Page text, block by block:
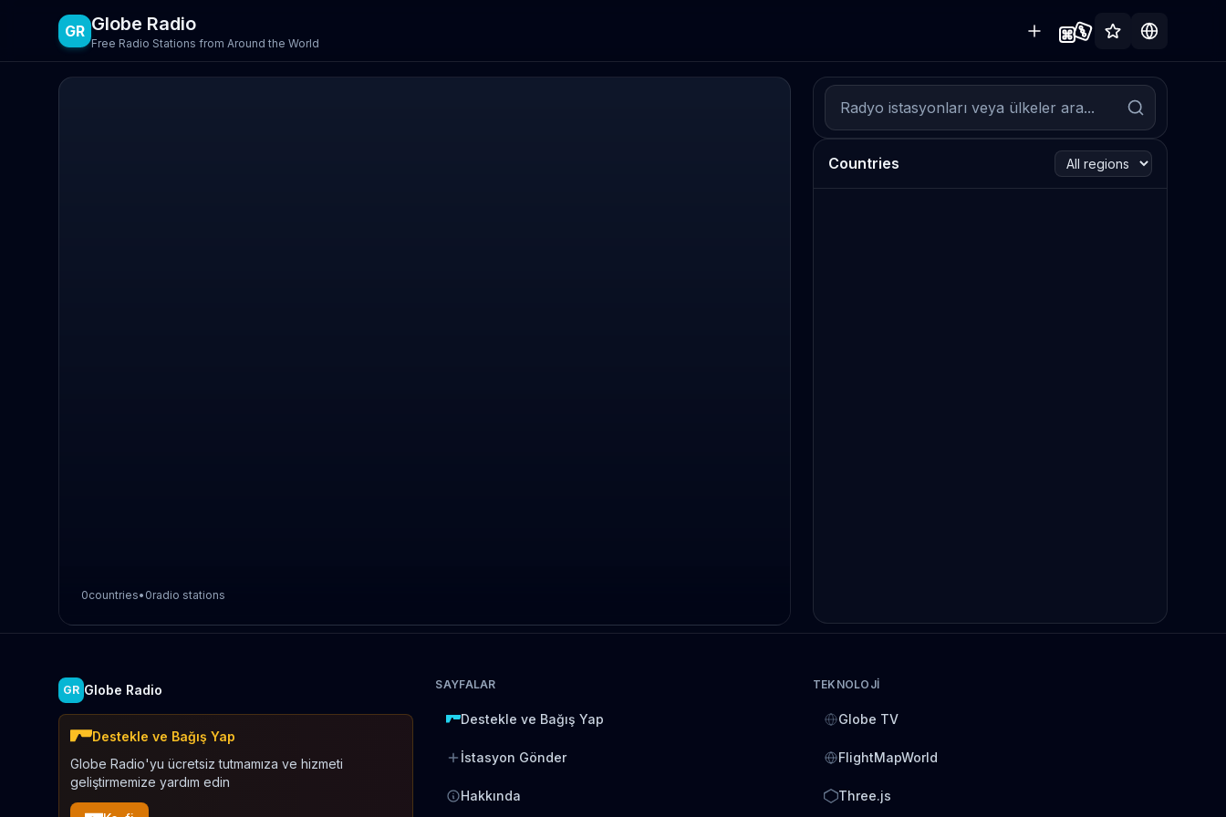
GR Globe Radio
Free Radio Stations from Around the World
0countries• 0radio stations
Countries
GR Globe Radio
Destekle ve Bağış Yap
Globe Radio'yu ücretsiz tutmamıza ve hizmeti
geliştirmemize yardım edin
SAYFALAR
Destekle ve Bağış Yap
İstasyon Gönder
Hakkında
TEKNOLOJI
Globe TV
FlightMapWorld
Three.js